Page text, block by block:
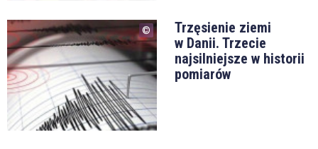
Trzęsienie ziemi
w Danii. Trzecie
najsilniejsze w historii
pomiarów